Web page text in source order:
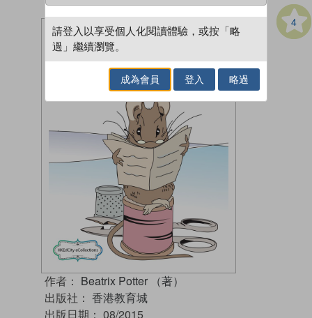
4
作者： Beatrix Potter （著）
出版社： 香港教育城
出版日期： 08/2015
請登入以享受個人化閱讀體驗，或按「略
過」繼續瀏覽。
成為會員 登入 略過